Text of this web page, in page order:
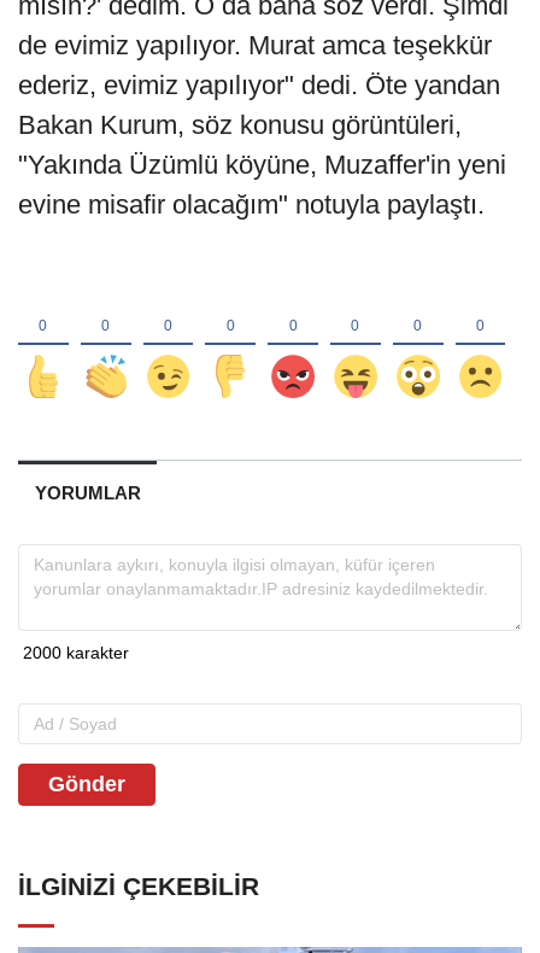
de evimiz yapılıyor. Murat amca teşekkür
ederiz, evimiz yapılıyor" dedi. Öte yandan
Bakan Kurum, söz konusu görüntüleri,
"Yakında Üzümlü köyüne, Muzaffer'in yeni
evine misafir olacağım" notuyla paylaştı.
YORUMLAR
Gönder
İLGINIZI ÇEKEBILIR